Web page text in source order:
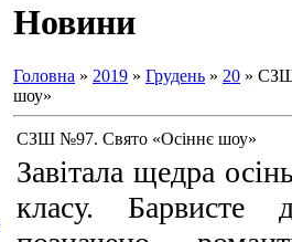
Новини
Головна » 2019 » Грудень » 20 »
шоу»
СЗШ №97. Свято «Осіннє шоу»
Завітала щедра
класу. Барвисте